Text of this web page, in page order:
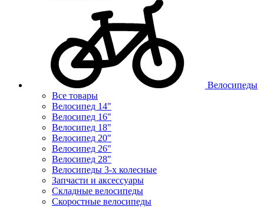
Велосипеды
Все товары
Велосипед 14"
Велосипед 16"
Велосипед 18"
Велосипед 20"
Велосипед 26"
Велосипед 28"
Велосипеды 3-х колесные
Запчасти и аксессуары
Складные велосипеды
Скоростные велосипеды